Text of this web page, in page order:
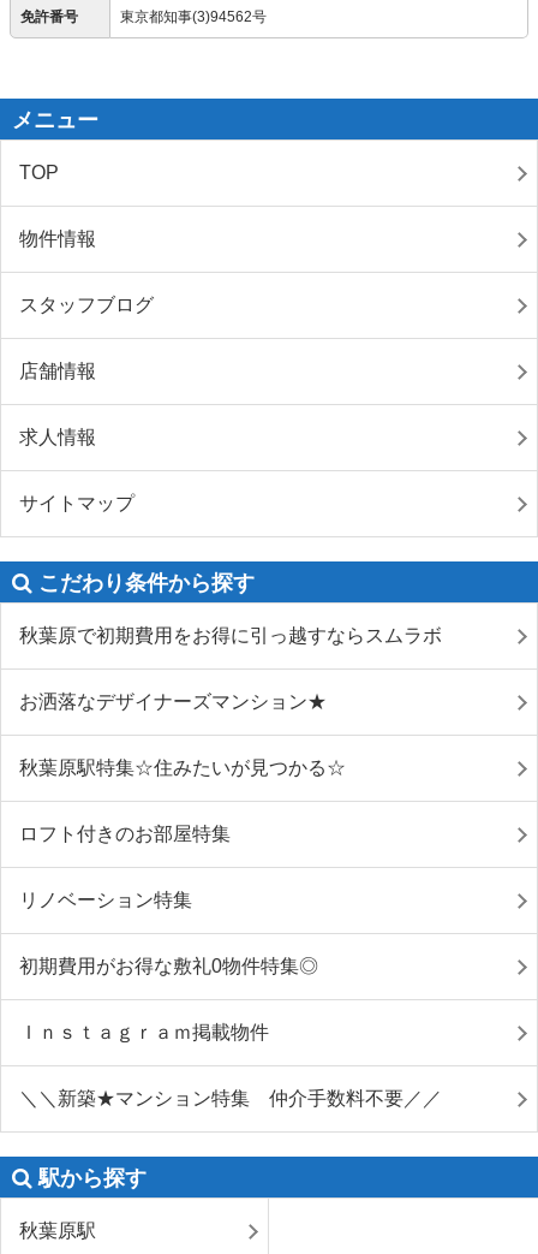
免許番号 東京都知事(3)94562号
メニュー
TOP
物件情報
スタッフブログ
店舗情報
求人情報
サイトマップ
こだわり条件から探す
秋葉原で初期費用をお得に引っ越すならスムラボ
お洒落なデザイナーズマンション★
秋葉原駅特集☆住みたいが見つかる☆
ロフト付きのお部屋特集
リノベーション特集
初期費用がお得な敷礼0物件特集◎
Ｉｎｓｔａｇｒａｍ掲載物件
＼＼新築★マンション特集 仲介手数料不要／／
駅から探す
秋葉原駅